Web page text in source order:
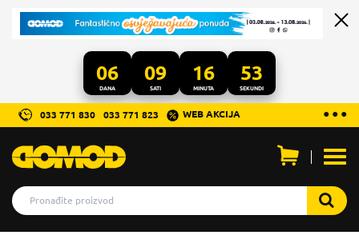
06
DANA
09
SATI
16
MINUTA
53
SEKUNDI
...
● ● ●
033 771 830 033 771 823 WEB AKCIJA